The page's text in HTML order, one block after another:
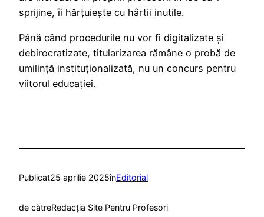
sprijine, îi hărțuiește cu hârtii inutile.
Până când procedurile nu vor fi digitalizate și
debirocratizate, titularizarea rămâne o probă de
umilință instituționalizată, nu un concurs pentru
viitorul educației.
Publicat25 aprilie 2025înEditorial
de cătreRedacția Site Pentru Profesori